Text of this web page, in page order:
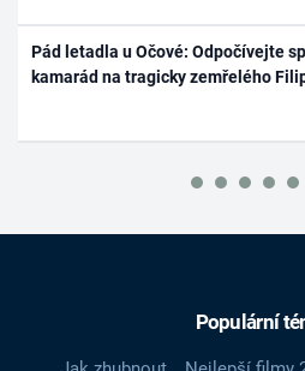
Pád letadla u Očové: Odpočívejte
kamarád na tragicky zemřelého
Populární